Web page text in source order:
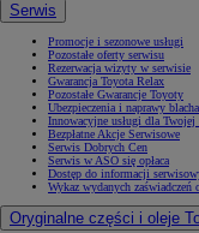
Serwis
Promocje i sezonowe usługi
Pozostałe oferty serwisu
Rezerwacja wizyty w serwisie
Gwarancja Toyota Relax
Pozostałe Gwarancje Toyoty
Ubezpieczenia i naprawy
Innowacyjne usługi dla
Bezpłatne Akcje Serwisowe
Serwis Dobrych Cen
Serwis w ASO się opłaca
Dostęp do informacji
Wykaz wydanych
Oryginalne części i oleje